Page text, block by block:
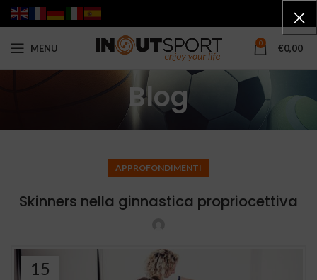
MENU 0 €0,00
Blog
APPROFONDIMENTI
Skinners nella ginnastica propriocettiva
15